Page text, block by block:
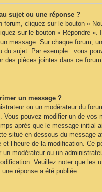
sujet ou une réponse ?
forum, cliquez sur le bouton «
sur le bouton « Répondre
message. Sur chaque forum,
du sujet. Par exemple : vous
des pièces jointes dans ce
un message ?
ou un modérateur du
Vous pouvez modifier un de vos
après que le message initial
situé en dessous du message
l’heure de la modification. Ce
un modérateur ou un
Veuillez noter que les
réponse a été publiée.